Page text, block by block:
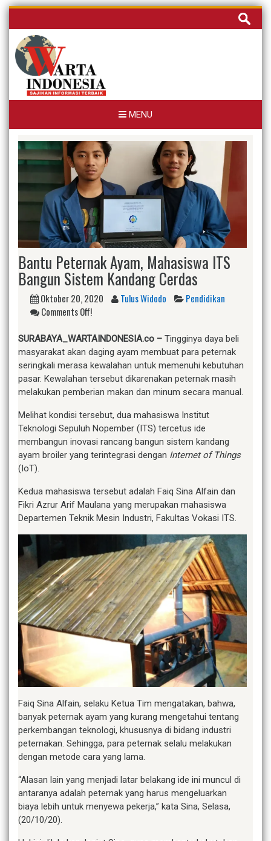
Skip
content
Cari
untuk:
MENU
Bantu Peternak Ayam, Mahasiswa ITS
Bangun Sistem Kandang Cerdas
Oktober 20, 2020 Tulus Widodo
Pendidikan
Comments Off!
SURABAYA_WARTAINDONESIA.co – Tingginya daya beli
masyarakat akan daging ayam membuat para peternak
seringkali merasa kewalahan untuk memenuhi kebutuhan
pasar. Kewalahan tersebut dikarenakan peternak masih
melakukan pemberian makan dan minum secara manual.
Melihat kondisi tersebut, dua mahasiswa Institut
Teknologi Sepuluh Nopember (ITS) tercetus ide
membangun inovasi rancang bangun sistem kandang
ayam broiler yang terintegrasi dengan Internet of Things
(IoT).
Kedua mahasiswa tersebut adalah Faiq Sina Alfain dan
Fikri Azrur Arif Maulana yang merupakan mahasiswa
Departemen Teknik Mesin Industri, Fakultas Vokasi ITS.
Faiq Sina Alfain, selaku Ketua Tim mengatakan, bahwa,
banyak peternak ayam yang kurang mengetahui tentang
perkembangan teknologi, khususnya di bidang industri
peternakan. Sehingga, para peternak selalu melakukan
dengan metode cara yang lama.
“Alasan lain yang menjadi latar belakang ide ini muncul di
antaranya adalah peternak yang harus mengeluarkan
biaya lebih untuk menyewa pekerja,” kata Sina, Selasa,
(20/10/20).